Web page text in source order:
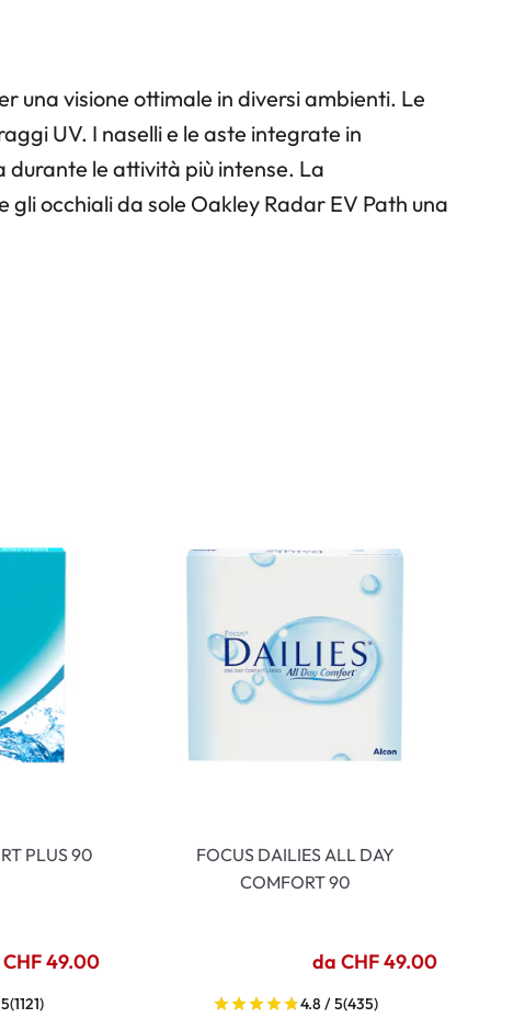
una visione ottimale in diversi ambienti. Le
UV. I naselli e le aste integrate in
durante le attività più intense. La
occhiali da sole Oakley Radar EV Path una
PLUS 90
49.00
(1121)
FOCUS DAILIES ALL DAY
COMFORT 90
da CHF 49.00
4.8 / 5(435)